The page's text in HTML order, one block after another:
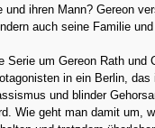
und ihren Mann? Gereon
auch seine Familie
Serie um Gereon Rath
in ein Berlin,
und blinder
Wie geht man damit um,